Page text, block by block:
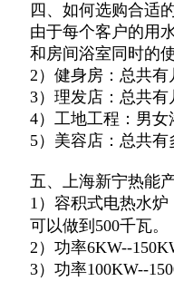
四、如何选购合适
由于每个客户的用
和房间浴室同时的使
2）健身房：总共有
3）理发店：总共有
4）工地工程：男女
5）美容店：总共有
五、上海新宁热能
1）容积式电热水
可以做到500千瓦。
2）功率6KW--
3）功率100KW--